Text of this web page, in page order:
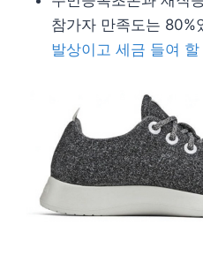
참가자 만족도는 80%
발상이고 세금 들여